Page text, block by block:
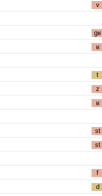
v
gʁ
ʁ
t
z
ʁ
st
st
f
d